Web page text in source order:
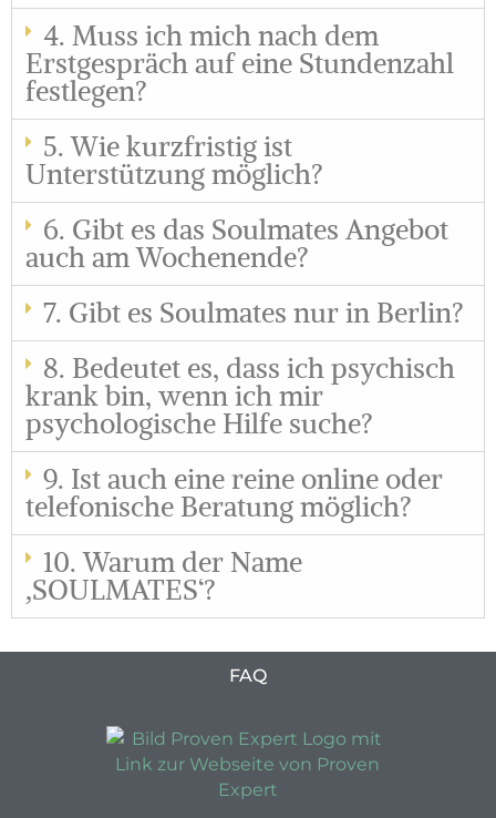
4. Muss ich mich nach dem
Erstgespräch auf eine Stundenzahl
festlegen?
5. Wie kurzfristig ist
Unterstützung möglich?
6. Gibt es das Soulmates Angebot
auch am Wochenende?
7. Gibt es Soulmates nur in Berlin?
8. Bedeutet es, dass ich psychisch
krank bin, wenn ich mir
psychologische Hilfe suche?
9. Ist auch eine reine online oder
telefonische Beratung möglich?
10. Warum der Name
‚SOULMATES‘?
FAQ